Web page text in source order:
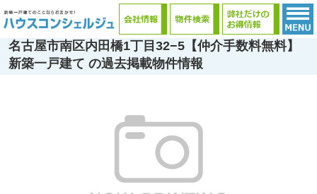
名古屋市南区内田橋1丁目32−5【仲介手数料無料】
新築一戸建て の過去掲載物件情報